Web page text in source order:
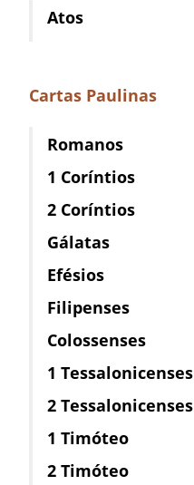
Atos
Cartas Paulinas
Romanos
1 Coríntios
2 Coríntios
Gálatas
Efésios
Filipenses
Colossenses
1 Tessalonicenses
2 Tessalonicenses
1 Timóteo
2 Timóteo